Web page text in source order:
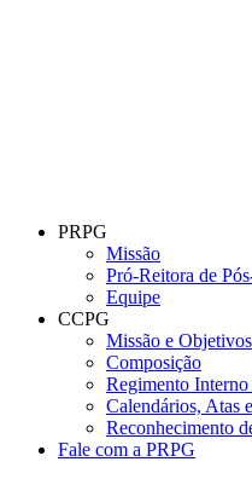
PRPG
Missão
Pró-Reitora de
Equipe
CCPG
Missão e Objetivos
Composição
Regimento
Calendários, Atas
Reconhecimento
Fale com a PRPG